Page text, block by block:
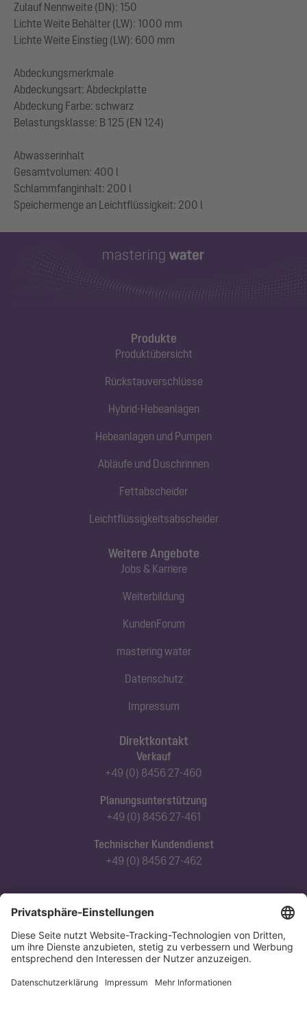
Zulauf Nennweite (DN): 150
Lichte Weite Behälter (LW): 1000 mm
Lichte Weite Einstieg (LW): 600 mm
Abdeckungsmerkmale
Abdeckungsart: Abdeckplatte
Abdeckung Farbe: schwarz
Belastungsklasse: B 125 (EN 124)
Abwasserinhalt
Gesamtvolumen: 400 l
Schlammfanginhalt: 200 l
Produkte
Produktübersicht
Rückstauverschlüsse
Hybrid-Hebeanlagen
Hebeanlagen und Pumpen
Abläufe und Duschrinnen
Fettabscheider
Leichtflüssigkeitsabscheider
Direktkontakt
Verkauf
+49 (0) 8456 27-460
Planungsunterstützung
+49 (0) 8456 27-461
Technischer Kundendienst
+49 (0) 8456 27-462
Abonnieren Sie unseren Newsletter
Jetzt anmelden
Weitere Angebote
Jobs & Karriere
Weiterbildung
KundenForum
mastering water
Datenschutz
Impressum